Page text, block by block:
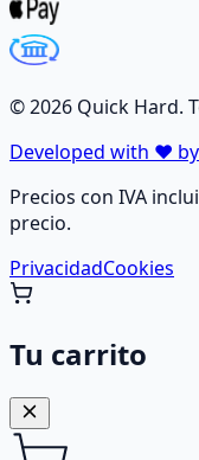
©2026 Quick Hard.
Developed with ❤️
Precios con IVA
precio.
PrivacidadCookies
Tu carrito